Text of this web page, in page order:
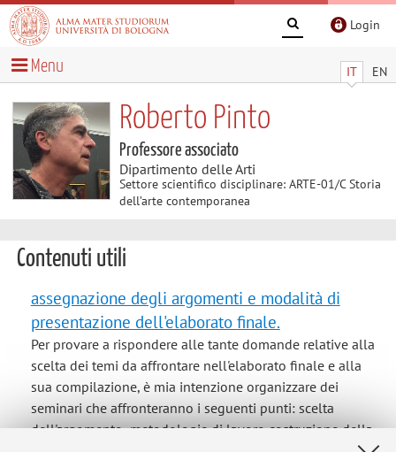
Login
IT EN
Menu
Roberto Pinto
Professore associato
Dipartimento delle Arti
Settore scientifico disciplinare: ARTE-01/C Storia
dell’arte contemporanea
Contenuti utili
assegnazione degli argomenti e modalità di
presentazione dell'elaborato finale.
Per provare a rispondere alle tante domande relative alla
scelta dei temi da affrontare nell'elaborato finale e alla
sua compilazione, è mia intenzione organizzare dei
seminari che affronteranno i seguenti punti: scelta
dell'argomento metodologie di lavoro costruzione della